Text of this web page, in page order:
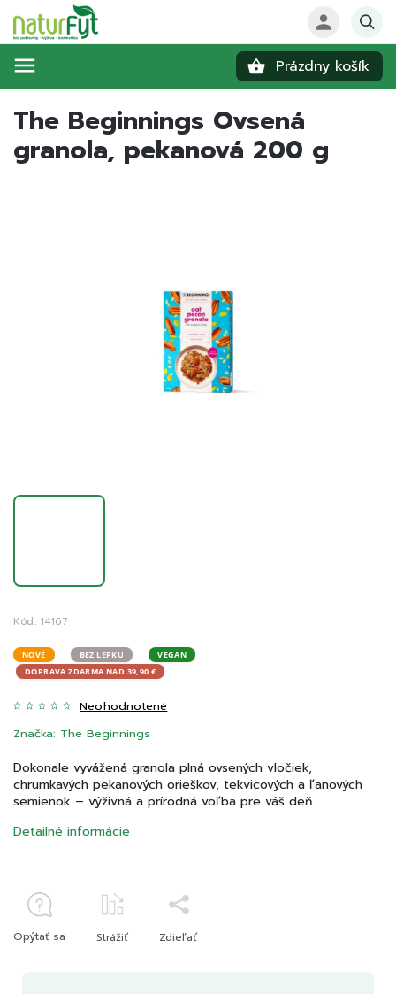
Prázdny košík
The Beginnings Ovsená
granola, pekanová 200 g
Kód: 14167
NOVÉ BEZ LEPKU
VEGAN
DOPRAVA ZDARMA NAD 39,90 €
Neohodnotené
Značka: The Beginnings
Dokonale vyvážená granola plná ovsených vločiek,
chrumkavých pekanových orieškov, tekvicových a ľanových
semienok – výživná a prírodná voľba pre váš deň.
Detailné informácie
Opýtať sa Strážiť Zdieľať